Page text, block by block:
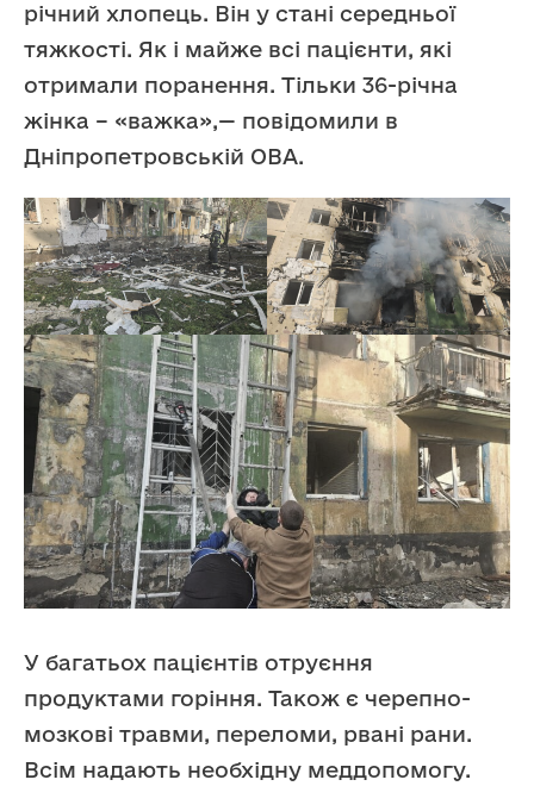
річний хлопець. Він у стані середньої
тяжкості. Як і майже всі пацієнти, які
отримали поранення. Тільки 36-річна
жінка – «важка»,— повідомили в
Дніпропетровській ОВА.
У багатьох пацієнтів отруєння
продуктами горіння. Також є черепно-
мозкові травми, переломи, рвані рани.
Всім надають необхідну меддопомогу.